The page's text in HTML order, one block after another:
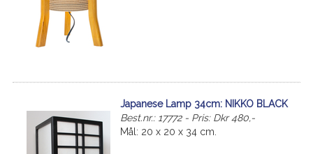
Japanese Lamp 34cm: NIKKO BLACK
Best.nr.: 17772 - Pris: Dkr 480,-
Mål: 20 x 20 x 34 cm.